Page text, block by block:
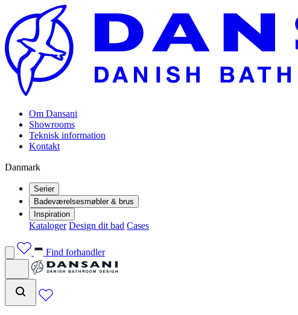
Om Dansani
Showrooms
Teknisk information
Kontakt
Danmark
Serier
Badeværelsesmøbler & brus
Inspiration
Kataloger Design dit bad Cases
Find forhandler